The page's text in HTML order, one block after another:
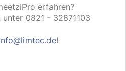
erfahren?
unter 0821 - 32871103
!